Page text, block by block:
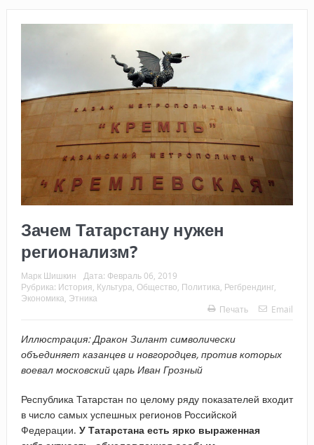
Зачем Татарстану нужен
регионализм?
Марк Шишкин Дата: Февраль 06, 2019
Рубрика: История Культура Общество Политика Регбрендинг,
Экономика Этника
Печать
Email
Иллюстрация: Дракон Зилант символически
объединяет казанцев и новгородцев, против которых
воевал московский царь Иван Грозный
Республика Татарстан по целому ряду показателей входит
в число самых успешных регионов Российской
Федерации. У Татарстана есть ярко выраженная